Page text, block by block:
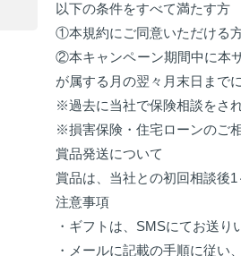
以下の条件をすべて満たす方
①本規約にご同意いただける
②本キャンペーン期間中に本
が属する月の翌々月末日まで
※過去に当社で保険相談をさ
※損害保険・住宅ローンのご
賞品発送について
賞品は、当社との初回相談後
注意事項
・ギフトは、SMSにてお送り
・メールに記載の手順に従い